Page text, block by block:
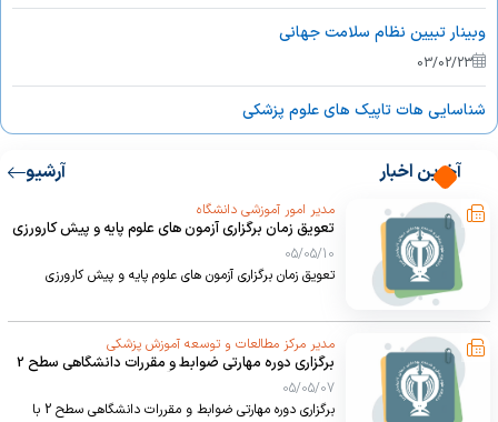
وبینار تبیین نظام سلامت جهانی
03/02/23
شناسایی هات تاپیک های علوم پزشکی
03/02/18
کسب رتبه برتر سخنرانی در همایش کشوری آموزش پزشکی توسط دانشگاه
علوم پزشکی ارومیه
03/02/17
سمپوزیوم بین المللی سازی دانشگاه های علوم پزشکی فرصت ها و چالش
ها توسط کلان منطقه ۲ در بیست و پنجمین همایش کشوری آموزش علوم
پزشکی
03/02/17
چاپ کتب علمی در حیطه سلول درمانی و علوم سلول های بنیادی -
آخرین اخبار آرشیو
مدیر امور آموزشی دانشگاه
تعویق زمان برگزاری آزمون های علوم پایه و پیش کارورزی
05/05/10
تعویق زمان برگزاری آزمون های علوم پایه و پیش کارورزی
مدیر مرکز مطالعات و توسعه آموزش پزشکی
برگزاری دوره مهارتی ضوابط و مقررات دانشگاهی سطح 2
با محتوای مدیریت تغییر در آموزش
05/05/07
برگزاری دوره مهارتی ضوابط و مقررات دانشگاهی سطح 2 با